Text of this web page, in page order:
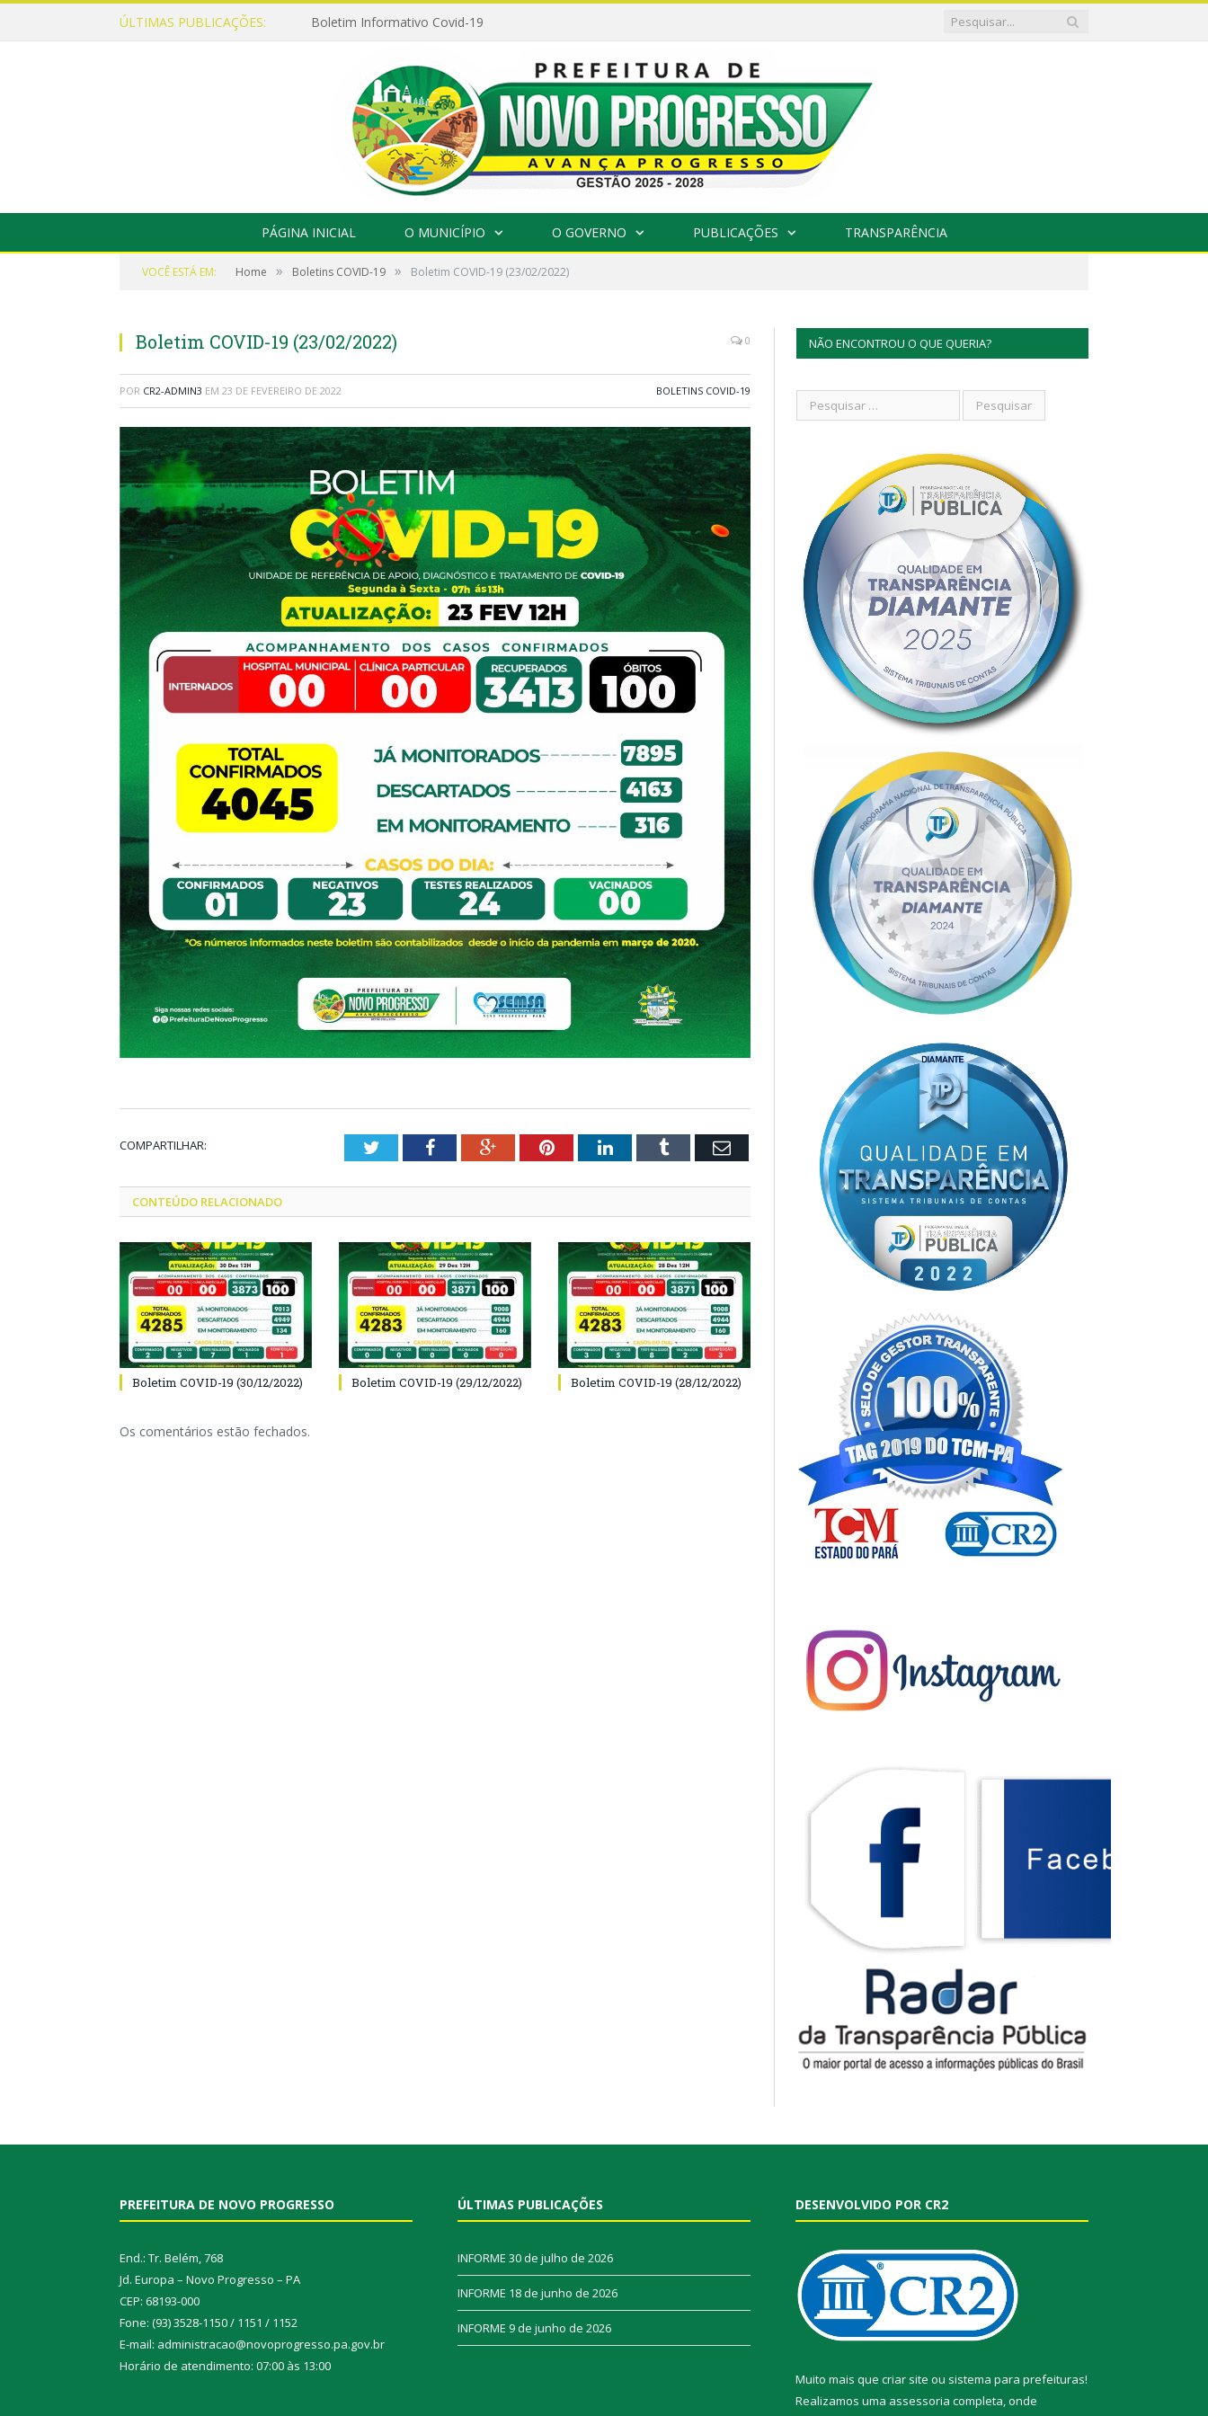
ÚLTIMAS PUBLICAÇÕES: Boletim Informativo Covid-19
PÁGINA INICIAL O MUNICÍPIO O GOVERNO PUBLICAÇÕES TRANSPARÊNCIA
VOCÊ ESTÁ EM: Home » Boletins COVID-19 » Boletim COVID-19 (23/02/2022)
Boletim COVID-19 (23/02/2022) 0
POR CR2-ADMIN3 EM 23 DE FEVEREIRO DE 2022 BOLETINS COVID-19
COMPARTILHAR: TwitterFacebookGoogle+PinterestLinkedInTumblr Email
CONTEÚDO RELACIONADO
Boletim COVID-19 (30/12/2022) Boletim COVID-19 (29/12/2022) Boletim COVID-19 (28/12/2022)
Os comentários estão fechados.
NÃO ENCONTROU O QUE QUERIA?
PREFEITURA DE NOVO PROGRESSO
End.: Tr. Belém, 768
Jd. Europa – Novo Progresso – PA
CEP: 68193-000
Fone: (93) 3528-1150 / 1151 / 1152
E-mail: administracao@novoprogresso.pa.gov.br
Horário de atendimento: 07:00 às 13:00
ÚLTIMAS PUBLICAÇÕES
INFORME 30 de julho de 2026
INFORME 18 de junho de 2026
INFORME 9 de junho de 2026
DESENVOLVIDO POR CR2
Muito mais que criar site ou sistema para prefeituras!
Realizamos uma assessoria completa, onde